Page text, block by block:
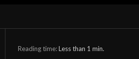
Reading time:Less than 1 min.